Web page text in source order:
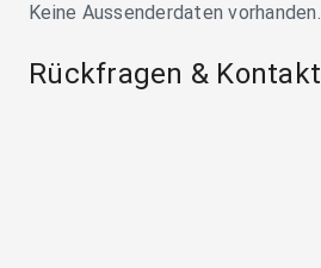
Keine Aussenderdaten vorhanden.
Rückfragen & Kontakt